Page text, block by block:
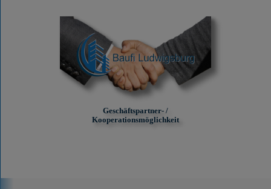
Geschäftspartner- /
Kooperationsmöglichkeit